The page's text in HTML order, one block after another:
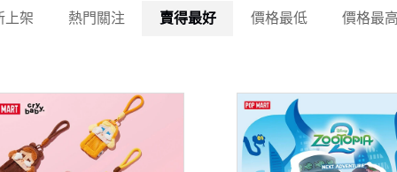
上架 熱門關注 賣得最好 價格最低 價格最